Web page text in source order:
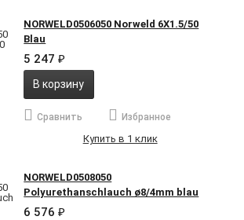
NORWELD0506050 Norweld 6X1.5/50
Blau
5 247₽
В корзину
Сравнить Избранное
Купить в 1 клик
NORWELD0508050
Polyurethanschlauch ø8/4mm blau
6 576₽